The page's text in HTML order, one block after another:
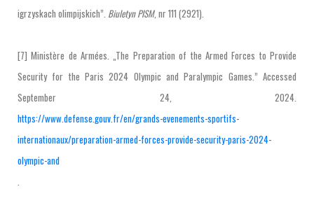
igrzyskach olimpijskich”. Biuletyn PISM, nr 111 (2921).
[7] Ministère de Armées. „The Preparation of the Armed Forces to Provide
Security for the Paris 2024 Olympic and Paralympic Games.” Accessed
September 24, 2024.
https://www.defense.gouv.fr/en/grands-evenements-sportifs-
internationaux/preparation-armed-forces-provide-security-paris-2024-
olympic-and